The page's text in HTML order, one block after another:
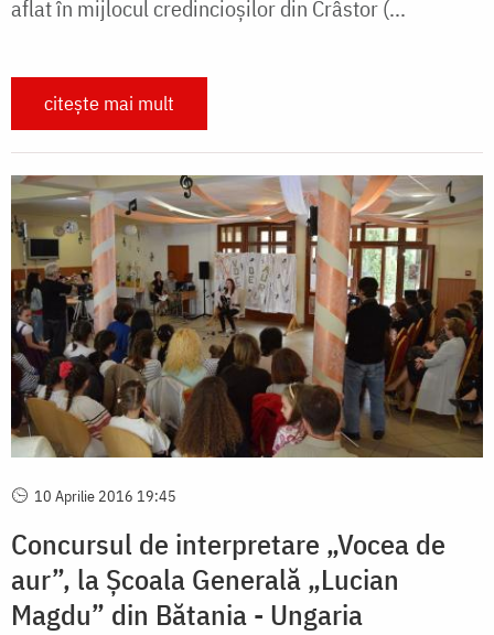
aflat în mijlocul credincioșilor din Crâstor (...
citește mai mult
10 Aprilie 2016 19:45
Concursul de interpretare „Vocea de
aur”, la Școala Generală „Lucian
Magdu” din Bătania - Ungaria